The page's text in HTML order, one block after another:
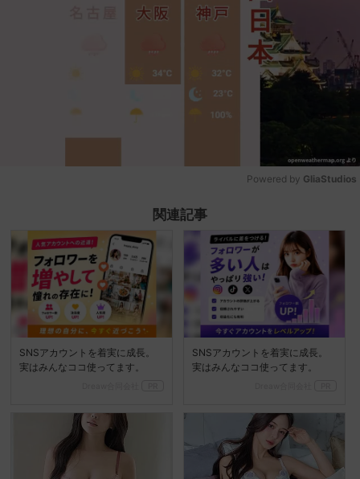
Powered by GliaStudios
関連記事
SNSアカウントを着実に成長。
実はみんなココ使ってます。
SNSアカウントを着実に成長。
実はみんなココ使ってます。